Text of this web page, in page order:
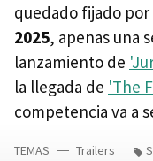
quedado fijado
2025, apenas una
lanzamiento de
la llegada de 'The
competencia va a
TEMAS Trailers